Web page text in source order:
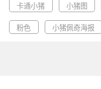
卡通小猪 小猪图
粉色 小猪佩奇海报